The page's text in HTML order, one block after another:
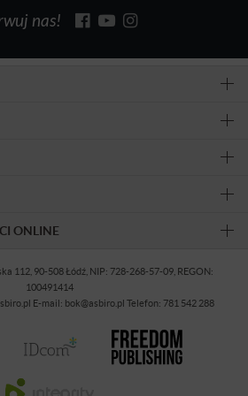
nas!
ONLINE
112, 90-508 Łódź, NIP: 728-268-57-09, REGON:
100491414
E-mail: bok@asbiro.pl Telefon: 781 542 288